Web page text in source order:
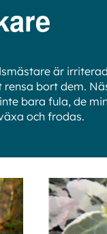
är
bort dem.
bara fula, de
och frodas.